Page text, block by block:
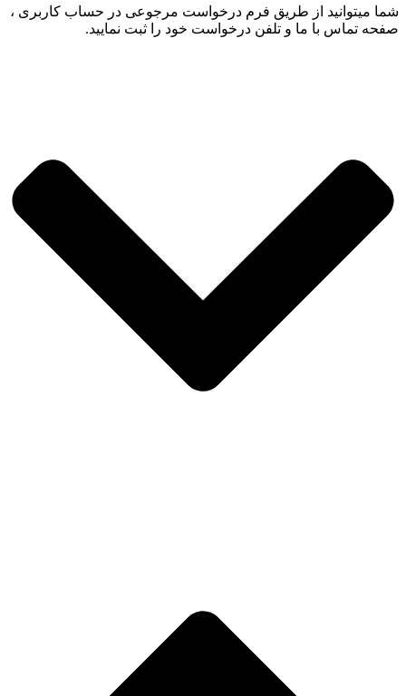
شما میتوانید از طریق فرم درخواست مرجوعی در حساب کاربری ،
صفحه تماس با ما و تلفن درخواست خود را ثبت نمایید.